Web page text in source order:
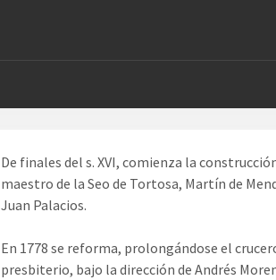
De finales del s. XVI, comienza la
maestro de la Seo de Tortosa, Martín de
Juan Palacios.
En 1778 se reforma, prolongándose el
presbiterio, bajo la dirección de Andrés